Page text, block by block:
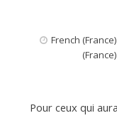
French
Pour ceux qui